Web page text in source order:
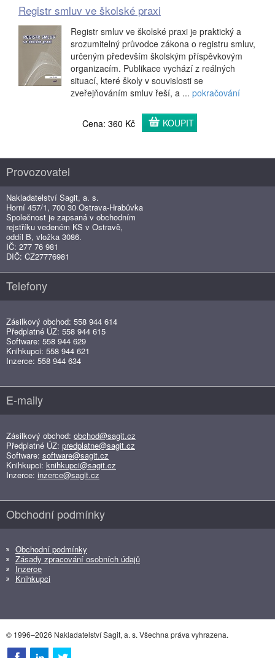
Registr smluv ve školské praxi
Registr smluv ve školské praxi je praktický a
srozumitelný průvodce zákona o registru smluv,
určeným především školským příspěvkovým
organizacím. Publikace vychází z reálných
situací, které školy v souvislosti se
zveřejňováním smluv řeší, a ... pokračování
Cena: 360 Kč KOUPIT
Provozovatel
Nakladatelství Sagit, a. s.
Horní 457/1, 700 30 Ostrava-Hrabůvka
Společnost je zapsaná v obchodním
rejstříku vedeném KS v Ostravě,
oddíl B, vložka 3086.
IČ: 277 76 981
DIČ: CZ27776981
Telefony
Zásilkový obchod: 558 944 614
Předplatné ÚZ: 558 944 615
Software: 558 944 629
Knihkupci: 558 944 621
Inzerce: 558 944 634
E-maily
Zásilkový obchod: obchod@sagit.cz
Předplatné ÚZ: predplatne@sagit.cz
Software: software@sagit.cz
Knihkupci: knihkupci@sagit.cz
Inzerce: inzerce@sagit.cz
Obchodní podmínky
Obchodní podmínky
Zásady zpracování osobních údajů
Inzerce
Knihkupci
© 1996–2026 Nakladatelství Sagit, a. s. Všechna práva vyhrazena.